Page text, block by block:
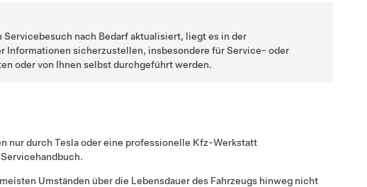
nach Bedarf aktualisiert, liegt es in der
Informationen sicherzustellen, insbesondere für Service- oder
oder von Ihnen selbst durchgeführt werden.
nur durch Tesla oder eine professionelle Kfz-Werkstatt
Umständen über die Lebensdauer des Fahrzeugs hinweg nicht